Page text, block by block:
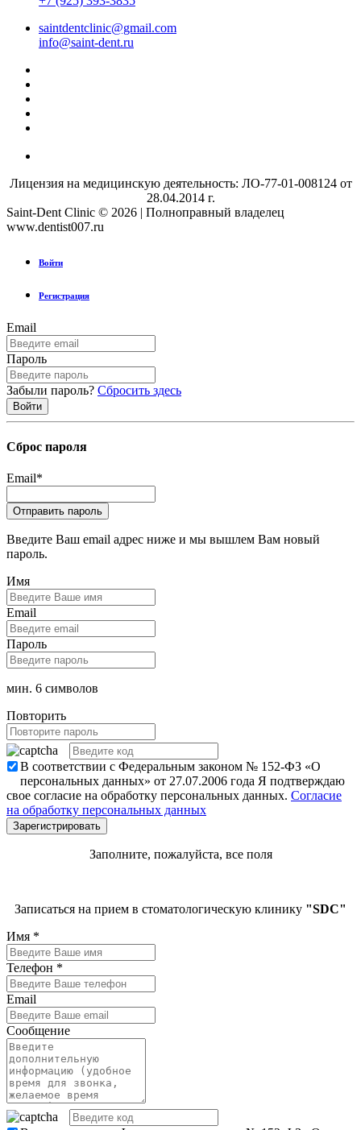
saintdentclinic@gmail.com
info@saint-dent.ru
Лицензия на медицинскую деятельность: ЛО-77-01-008124 от
28.04.2014 г.
Saint-Dent Clinic © 2026 | Полноправный владелец
www.dentist007.ru
Войти
Регистрация
Email
Пароль
Забыли пароль? Сбросить здесь
Сброс пароля
Email*
Введите Ваш email адрес ниже и мы вышлем Вам новый
пароль.
Имя
Email
Пароль
мин. 6 символов
Повторить
В соответствии с Федеральным законом № 152-ФЗ «О
персональных данных» от 27.07.2006 года Я подтверждаю
свое согласие на обработку персональных данных. Согласие
на обработку персональных данных
Заполните, пожалуйста, все поля
Записаться на прием в стоматологическую клинику "SDC"
Имя *
Телефон *
Email
Сообщение